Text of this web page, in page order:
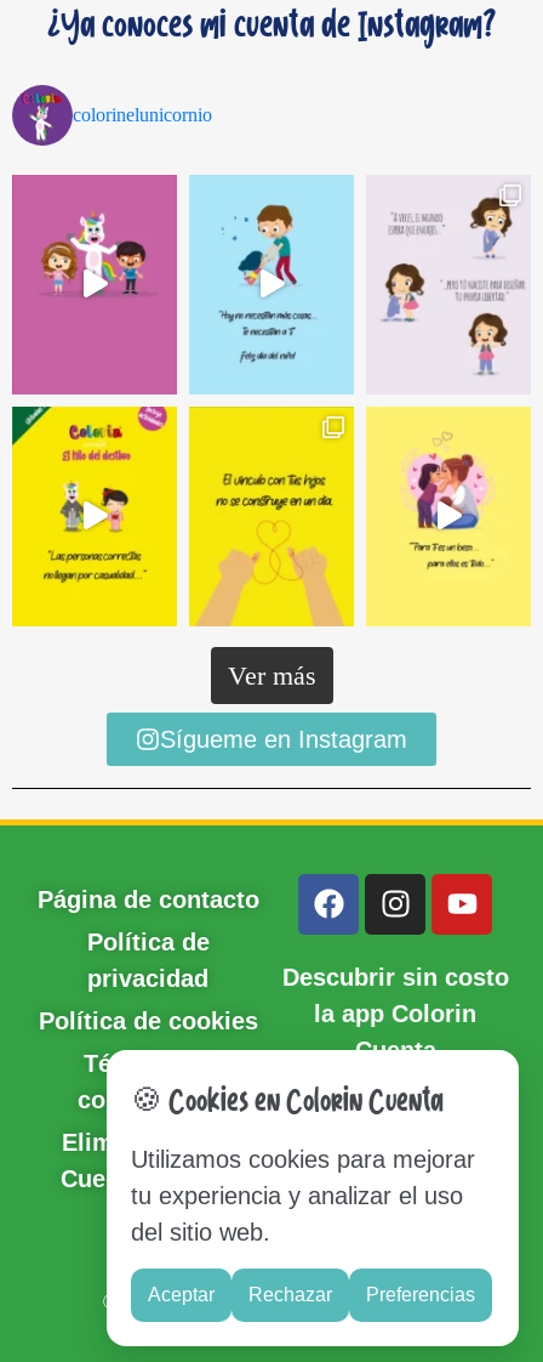
¿Ya conoces mi cuenta de Instagram?
colorinelunicornio
Ver más
Sígueme en Instagram
Página de contacto
Política de
privacidad
Política de cookies
Términos y
condiciones
Eliminación de
Cuenta y Datos
Descubrir sin costo
la app Colorin
Cuenta
© Copyright 2020-2026 Colorin Cuenta
🍪 Cookies en Colorin Cuenta
Utilizamos cookies para mejorar
tu experiencia y analizar el uso
del sitio web.
Aceptar Rechazar Preferencias